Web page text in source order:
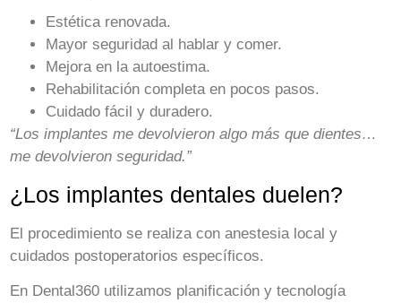
Estética renovada.
Mayor seguridad al hablar y comer.
Mejora en la autoestima.
Rehabilitación completa en pocos pasos.
Cuidado fácil y duradero.
“Los implantes me devolvieron algo más que dientes…
me devolvieron seguridad.”
¿Los implantes dentales duelen?
El procedimiento se realiza con anestesia local y
cuidados postoperatorios específicos.
En Dental360 utilizamos planificación y tecnología